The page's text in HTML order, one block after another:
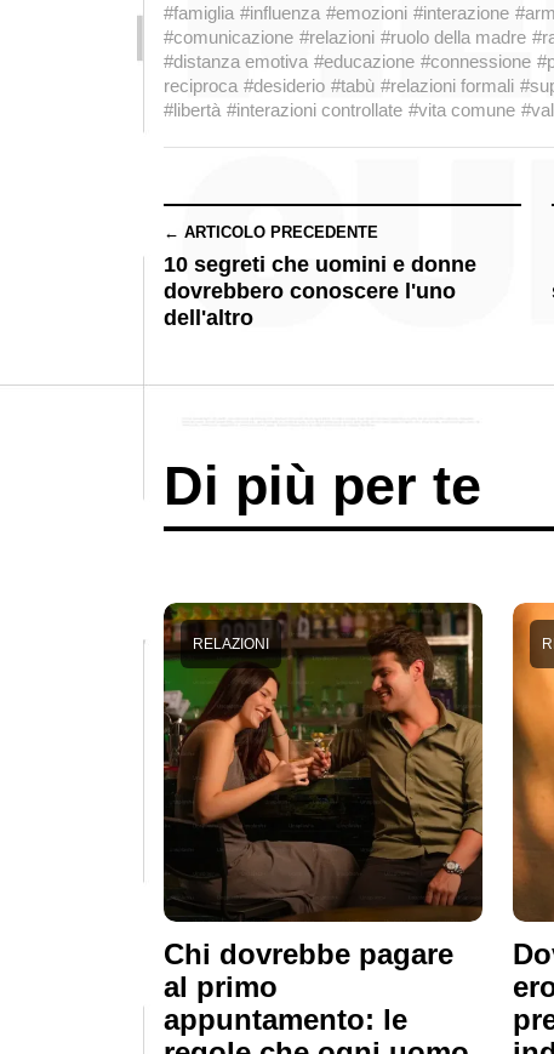
#famiglia #influenza #emozioni #interazione
#comunicazione #relazioni #ruolo della madre
#distanza emotiva #educazione #connessione
reciproca #desiderio #tabù #relazioni formali
#libertà #interazioni controllate #vita comune
← ARTICOLO PRECEDENTE
10 segreti che uomini e donne
dovrebbero conoscere l'uno
dell'altro
Di più per te
Chi dovrebbe pagare
al primo
appuntamento: le
RELAZIONI